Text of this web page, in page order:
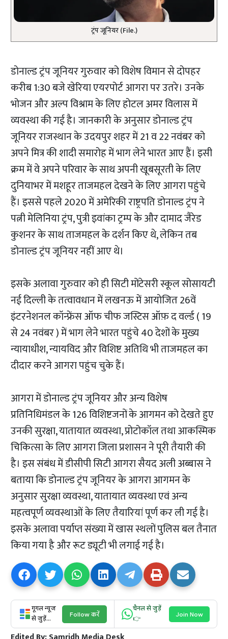
ट्रंप जूनियर (File.)
डोनाल्ड ट्रंप जूनियर गुरुवार को विशेष विमान से दोपहर
करीब 1:30 बजे खेरिया एयरपोर्ट आगरा पर उतरे। उनके
भोजन और अल्प विश्राम के लिए होटल अमर विलास में
व्यवस्था की गई है। जानकारी के अनुसार डोनाल्ड ट्रंप
जूनियर राजस्थान के उदयपुर शहर में 21 व 22 नवंबर को
अपने मित्र की शादी समारोह में भाग लेने भारत आए हैं। इसी
क्रम में वे अपने परिवार के साथ अपनी खूबसूरती के लिए
दुनियाभर में मशहूर ताजमहल देखने के लिए आगरा पहुंचे
हैं। इससे पहले 2020 में अमेरिकी राष्ट्रपति डोनाल्ड ट्रंप ने
पत्नी मेलिनिया ट्रंप, पुत्री इवांका ट्रम्प के और दामाद जैरेड
कुशनर के साथ ताजमहल के दर्शन किए थे, लेकिन तब
डोनाल्ड ट्रंप जूनियर नहीं आए थे।
इसके अलावा गुरुवार को ही सिटी मोंटेसरी स्कूल सोसायटी
नई दिल्ली के तत्वावधान में लखनऊ में आयाेजित 26वें
इंटरनेशनल कॉन्फ्रेंस ऑफ चीफ जस्टिस ऑफ़ द वर्ल्ड ( 19
से 24 नवंबर ) में भाग लेने भारत पहुंचे 40 देशों के मुख्य
न्यायाधीश, न्यायविद और विशिष्ट अतिथि भी ताजमहल का
दीदार करने आगरा पहुंच चुके हैं।
आगरा में डोनाल्ड ट्रंप जूनियर और अन्य विशेष
प्रतिनिधिमंडल के 126 वि​शिष्टजनों के आगमन को देखते हुए
उनकी सुरक्षा, यातायात व्यवस्था, प्रोटोकॉल तथा आकस्मिक
चिकित्सा के लिए आगरा जिला प्रशासन ने पूरी तैयारी की
है। इस संबंध में डीसीपी सिटी आगरा सैयद अली अब्बास ने
बताया कि डोनाल्ड ट्रंप जूनियर के आगरा आगमन के
अनुसार सुरक्षा व्यवस्था, यातायात व्यवस्था एवं अन्य
महत्वपूर्ण व्यवस्थाओं के लिए तैयारियां पूर्ण कर ली गई है।
इसके अलावा पर्याप्त संख्या में खास स्थलों पुलिस बल तैनात
किया गया है और रूट ड्यूटी भी लगाई गई है।
गूगल न्यूज
से जुड़ें...
Follow करें
चैनल से जुड़ें
👉
Join Now